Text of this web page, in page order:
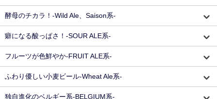
酵母のチカラ！-Wild Ale、Saison系-
癖になる酸っぱさ！-SOUR ALE系-
フルーツが色鮮やか-FRUIT ALE系-
ふわり優しい小麦ビール-Wheat Ale系-
独自進化のベルギー系-BELGIUM系-